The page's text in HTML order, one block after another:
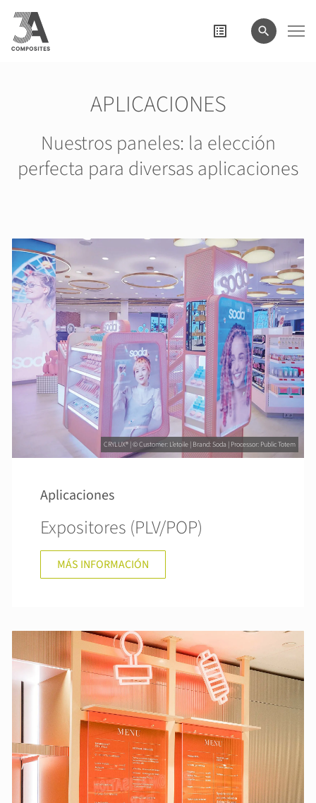
el
término
de
APLICACIONES
Nuestros paneles: la elección
perfecta para diversas aplicaciones
CRYLUX® | © Customer: L’etoile | Brand: Soda | Processor: Public Totem
Aplicaciones
Expositores (PLV/POP)
MÁS INFORMACIÓN